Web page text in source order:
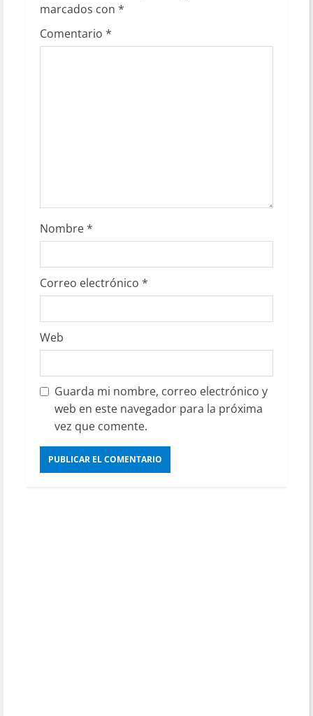
marcados con *
Comentario *
Nombre*
Correo electrónico *
Web
Guarda mi nombre, correo electrónico y
web en este navegador para la próxima
vez que comente.